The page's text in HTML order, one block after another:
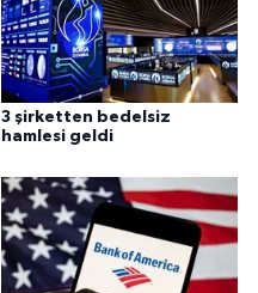
3 şirketten bedelsiz
hamlesi geldi